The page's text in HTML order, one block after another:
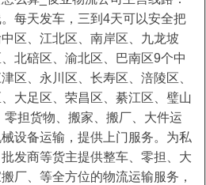
每天发车，三到4天可以安全把
区、江北区、南岸区、九龙坡
北碚区、渝北区、巴南区9个中
区、永川区、长寿区、涪陵区、
大足区、荣昌区、綦江区、璧山
零担货物、搬家、搬厂、大件运
设备运输，提供上门服务。为私
发商等货主提供整车、零担、大
厂、等全方位的物流运输服务，